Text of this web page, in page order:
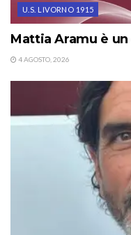
U.S. LIVORNO 1915
Mattia Aramu è
4 AGOSTO, 2026